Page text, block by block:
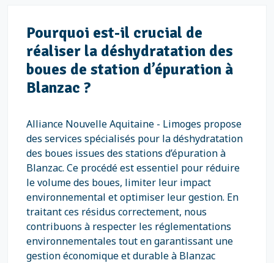
Pourquoi est-il crucial de
réaliser la déshydratation des
boues de station d’épuration à
Blanzac ?
Alliance Nouvelle Aquitaine - Limoges propose
des services spécialisés pour la déshydratation
des boues issues des stations d’épuration à
Blanzac. Ce procédé est essentiel pour réduire
le volume des boues, limiter leur impact
environnemental et optimiser leur gestion. En
traitant ces résidus correctement, nous
contribuons à respecter les réglementations
environnementales tout en garantissant une
gestion économique et durable à Blanzac